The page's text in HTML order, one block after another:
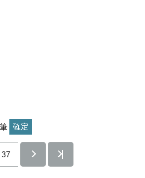
筆
37